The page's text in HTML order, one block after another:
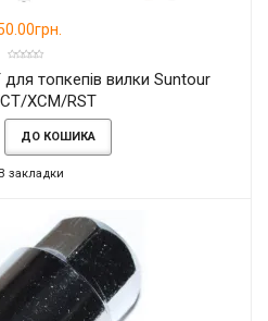
топкепів вилки Suntour
XCM/RST
ДО КОШИКА
В закладки